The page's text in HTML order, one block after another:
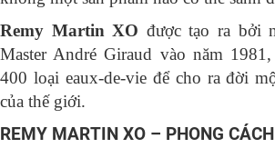
Remy Martin XO được tạo ra bởi
Master André Giraud vào năm
400 loại eaux-de-vie để cho ra đời
của thế giới.
REMY MARTIN XO – PHONG